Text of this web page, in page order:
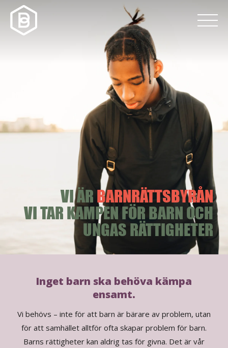
VI ÄR BARNRÄTTSBYRÅN
VI TAR KAMPEN FÖR BARN OCH
UNGAS RÄTTIGHETER
Inget barn ska behöva kämpa
ensamt.
Vi behövs – inte för att barn är bärare av problem, utan
för att samhället alltför ofta skapar problem för barn.
Barns rättigheter kan aldrig tas för givna. Det är vår